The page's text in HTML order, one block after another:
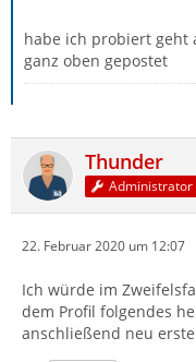
habe ich probiert geht
ganz oben gepostet
Thunder
Administrator
22. Februar 2020 um 12:07
Ich würde im
dem Profil folgendes
anschließend neu